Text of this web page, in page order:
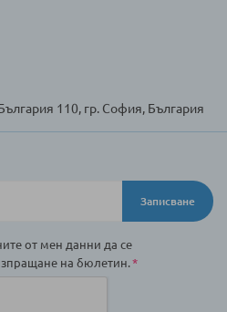
110, гр. София, България
Записване
от мен данни да се
на бюлетин.